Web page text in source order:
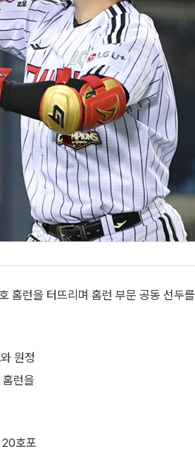
홈런을 터뜨리며 홈런 부문 공동 선두를
원정
런을
20호포